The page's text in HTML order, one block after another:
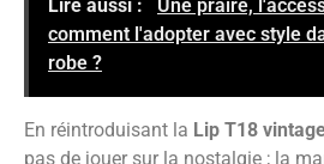
Lire aussi :
Une praire,
comment l'adopter avec style
robe ?
En réintroduisant la Lip T18
pas de jouer sur la nostalgie ; la